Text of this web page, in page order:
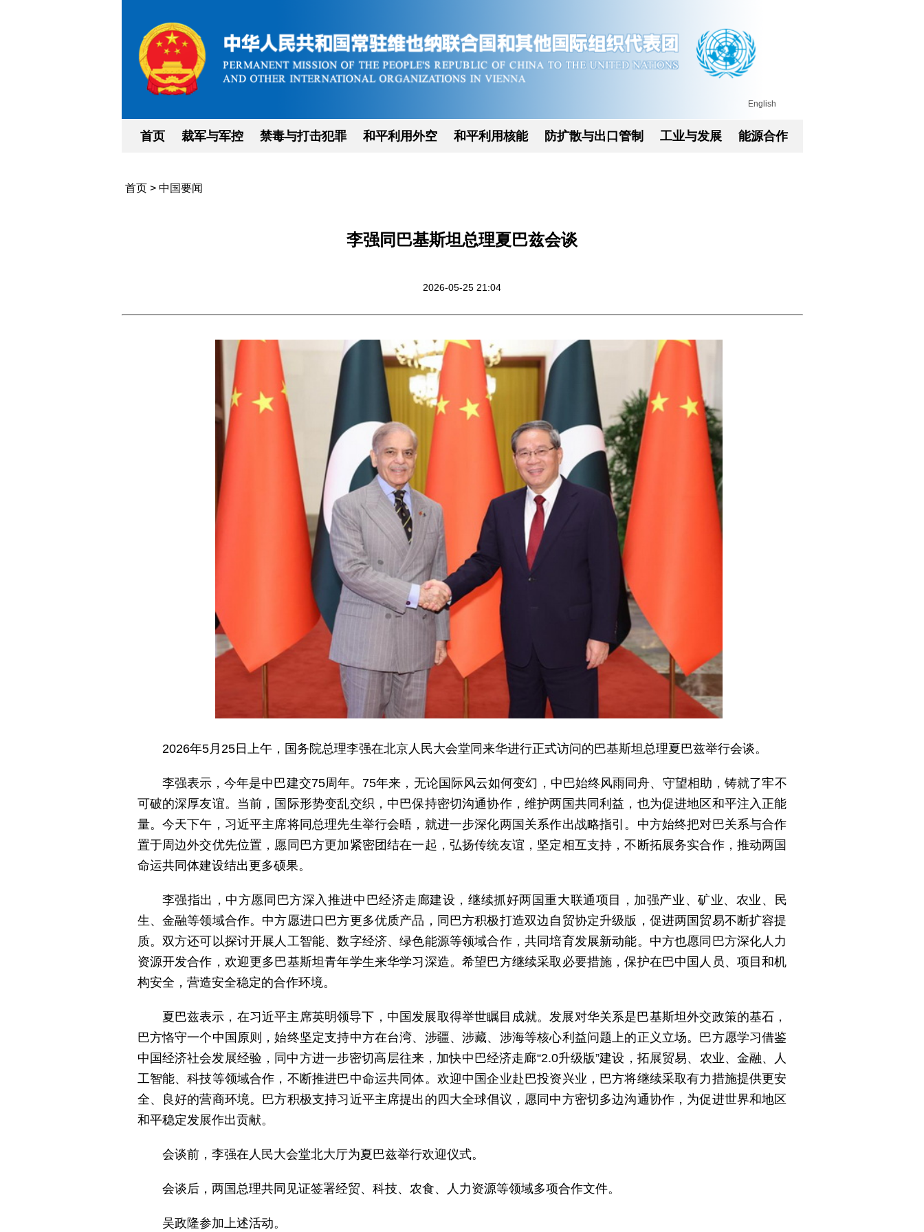
English
首页 裁军与军控 禁毒与打击犯罪 和平利用外空 和平利用核能 防扩散与出口管制 工业与发展 能源合作
首页> 中国要闻
李强同巴基斯坦总理夏巴兹会谈
2026-05-25 21:04
2026年5月25日上午，国务院总理李强在北京人民大会堂同来华进行正式访问的巴基斯坦总理夏巴兹举行会谈。
李强表示，今年是中巴建交75周年。75年来，无论国际风云如何变幻，中巴始终风雨同舟、守望相助，铸就了牢不
可破的深厚友谊。当前，国际形势变乱交织，中巴保持密切沟通协作，维护两国共同利益，也为促进地区和平注入正能
量。今天下午，习近平主席将同总理先生举行会晤，就进一步深化两国关系作出战略指引。中方始终把对巴关系与合作
置于周边外交优先位置，愿同巴方更加紧密团结在一起，弘扬传统友谊，坚定相互支持，不断拓展务实合作，推动两国
命运共同体建设结出更多硕果。
李强指出，中方愿同巴方深入推进中巴经济走廊建设，继续抓好两国重大联通项目，加强产业、矿业、农业、民
生、金融等领域合作。中方愿进口巴方更多优质产品，同巴方积极打造双边自贸协定升级版，促进两国贸易不断扩容提
质。双方还可以探讨开展人工智能、数字经济、绿色能源等领域合作，共同培育发展新动能。中方也愿同巴方深化人力
资源开发合作，欢迎更多巴基斯坦青年学生来华学习深造。希望巴方继续采取必要措施，保护在巴中国人员、项目和机
构安全，营造安全稳定的合作环境。
夏巴兹表示，在习近平主席英明领导下，中国发展取得举世瞩目成就。发展对华关系是巴基斯坦外交政策的基石，
巴方恪守一个中国原则，始终坚定支持中方在台湾、涉疆、涉藏、涉海等核心利益问题上的正义立场。巴方愿学习借鉴
中国经济社会发展经验，同中方进一步密切高层往来，加快中巴经济走廊“2.0升级版”建设，拓展贸易、农业、金融、人
工智能、科技等领域合作，不断推进巴中命运共同体。欢迎中国企业赴巴投资兴业，巴方将继续采取有力措施提供更安
全、良好的营商环境。巴方积极支持习近平主席提出的四大全球倡议，愿同中方密切多边沟通协作，为促进世界和地区
和平稳定发展作出贡献。
会谈前，李强在人民大会堂北大厅为夏巴兹举行欢迎仪式。
会谈后，两国总理共同见证签署经贸、科技、农食、人力资源等领域多项合作文件。
吴政隆参加上述活动。